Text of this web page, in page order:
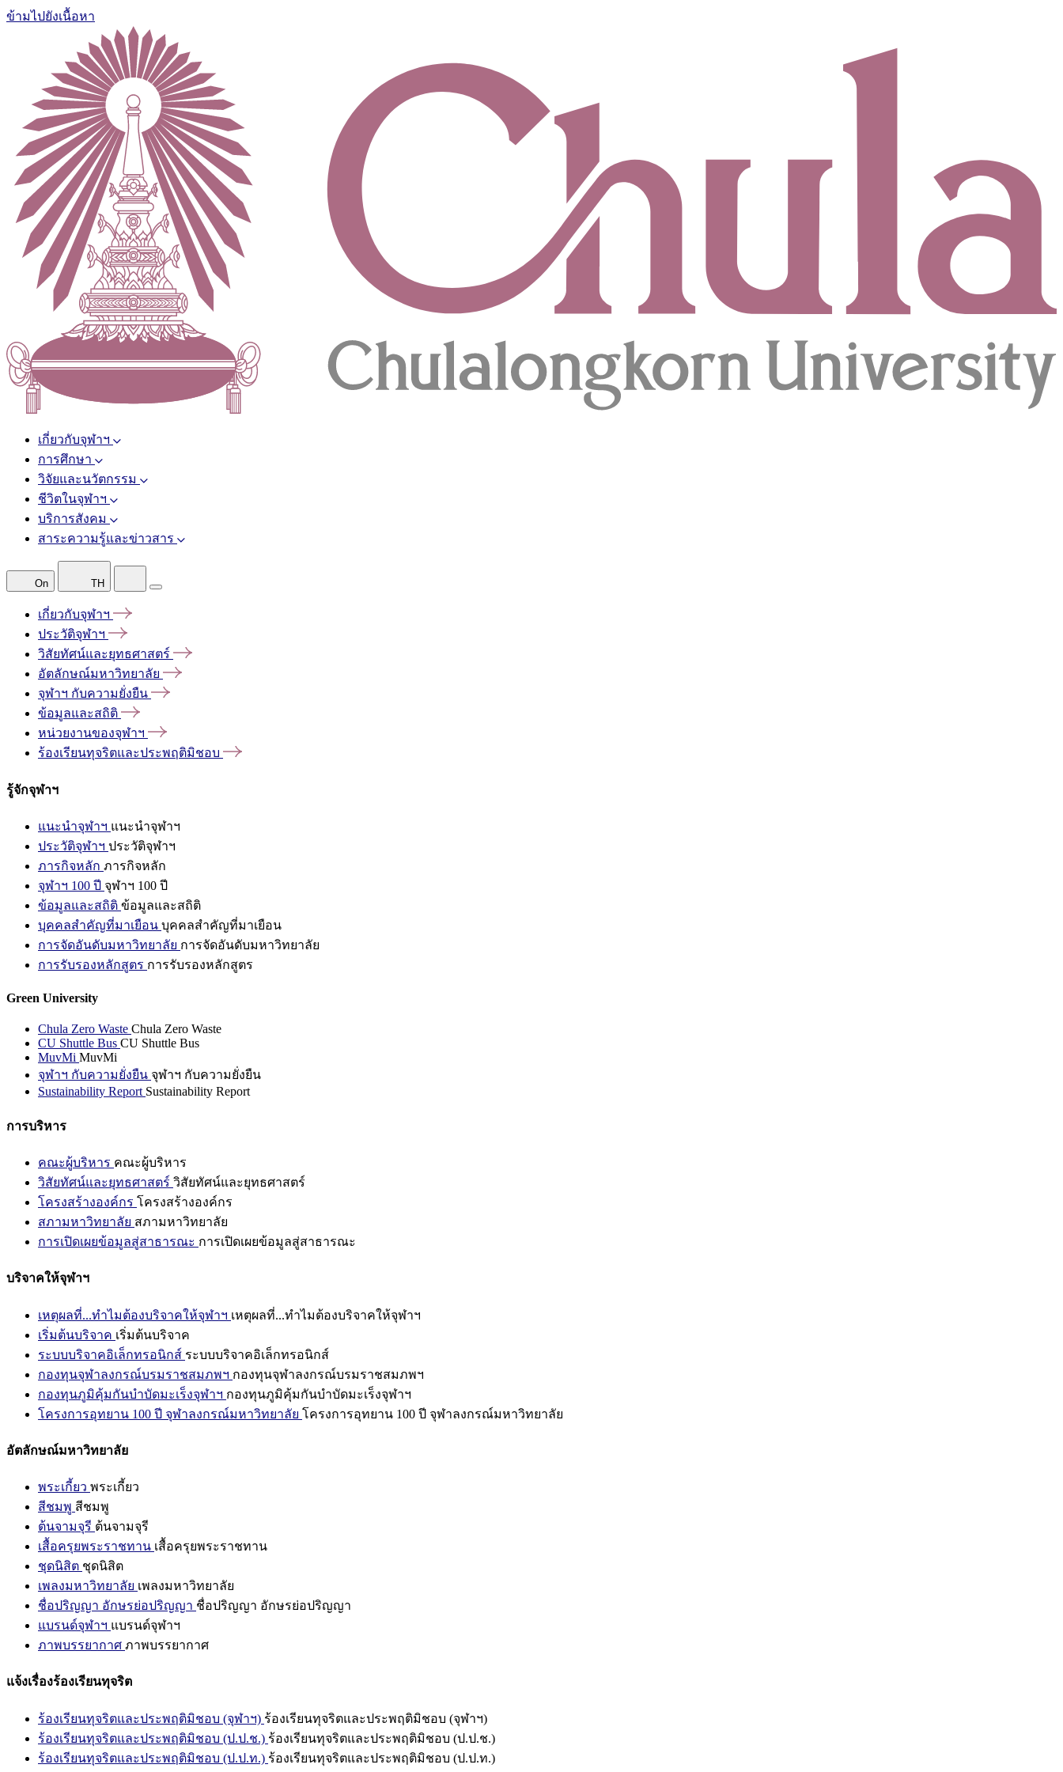
ข้ามไปยังเนื้อหา
เกี่ยวกับจุฬาฯ
การศึกษา
วิจัยและนวัตกรรม
ชีวิตในจุฬาฯ
บริการสังคม
สาระความรู้และข่าวสาร
On TH
เกี่ยวกับจุฬาฯ
ประวัติจุฬาฯ
วิสัยทัศน์และยุทธศาสตร์
อัตลักษณ์มหาวิทยาลัย
จุฬาฯ กับความยั่งยืน
ข้อมูลและสถิติ
หน่วยงานของจุฬาฯ
ร้องเรียนทุจริตและประพฤติมิชอบ
รู้จักจุฬาฯ
แนะนำจุฬาฯ แนะนำจุฬาฯ
ประวัติจุฬาฯ ประวัติจุฬาฯ
ภารกิจหลัก ภารกิจหลัก
จุฬาฯ 100 ปี จุฬาฯ 100 ปี
ข้อมูลและสถิติ ข้อมูลและสถิติ
บุคคลสำคัญที่มาเยือน บุคคลสำคัญที่มาเยือน
การจัดอันดับมหาวิทยาลัย การจัดอันดับมหาวิทยาลัย
การรับรองหลักสูตร การรับรองหลักสูตร
Green University
Chula Zero Waste Chula Zero Waste
CU Shuttle Bus CU Shuttle Bus
MuvMi MuvMi
จุฬาฯ กับความยั่งยืน จุฬาฯ กับความยั่งยืน
Sustainability Report Sustainability Report
การบริหาร
คณะผู้บริหาร คณะผู้บริหาร
วิสัยทัศน์และยุทธศาสตร์ วิสัยทัศน์และยุทธศาสตร์
โครงสร้างองค์กร โครงสร้างองค์กร
สภามหาวิทยาลัย สภามหาวิทยาลัย
การเปิดเผยข้อมูลสู่สาธารณะ การเปิดเผยข้อมูลสู่สาธารณะ
บริจาคให้จุฬาฯ
เหตุผลที่...ทำไมต้องบริจาคให้จุฬาฯ เหตุผลที่...ทำไมต้องบริจาคให้จุฬาฯ
เริ่มต้นบริจาค เริ่มต้นบริจาค
ระบบบริจาคอิเล็กทรอนิกส์ ระบบบริจาคอิเล็กทรอนิกส์
กองทุนจุฬาลงกรณ์บรมราชสมภพฯ กองทุนจุฬาลงกรณ์บรมราชสมภพฯ
กองทุนภูมิคุ้มกันบำบัดมะเร็งจุฬาฯ กองทุนภูมิคุ้มกันบำบัดมะเร็งจุฬาฯ
โครงการอุทยาน 100 ปี จุฬาลงกรณ์มหาวิทยาลัย โครงการอุทยาน 100 ปี จุฬาลงกรณ์มหาวิทยาลัย
อัตลักษณ์มหาวิทยาลัย
พระเกี้ยว พระเกี้ยว
สีชมพู สีชมพู
ต้นจามจุรี ต้นจามจุรี
เสื้อครุยพระราชทาน เสื้อครุยพระราชทาน
ชุดนิสิต ชุดนิสิต
เพลงมหาวิทยาลัย เพลงมหาวิทยาลัย
ชื่อปริญญา อักษรย่อปริญญา ชื่อปริญญา อักษรย่อปริญญา
แบรนด์จุฬาฯ แบรนด์จุฬาฯ
ภาพบรรยากาศ ภาพบรรยากาศ
แจ้งเรื่องร้องเรียนทุจริต
ร้องเรียนทุจริตและประพฤติมิชอบ (จุฬาฯ) ร้องเรียนทุจริตและประพฤติมิชอบ (จุฬาฯ)
ร้องเรียนทุจริตและประพฤติมิชอบ (ป.ป.ช.) ร้องเรียนทุจริตและประพฤติมิชอบ (ป.ป.ช.)
ร้องเรียนทุจริตและประพฤติมิชอบ (ป.ป.ท.) ร้องเรียนทุจริตและประพฤติมิชอบ (ป.ป.ท.)